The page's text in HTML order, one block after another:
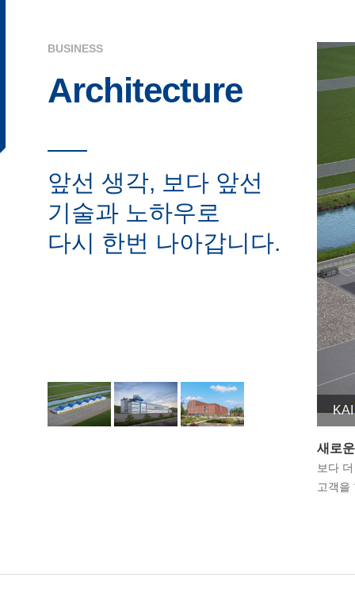
BUSINESS
Architecture
앞선 생각, 보다 앞선
기술과 노하우로
다시 한번 나아갑니다.
새로
보다
고객을